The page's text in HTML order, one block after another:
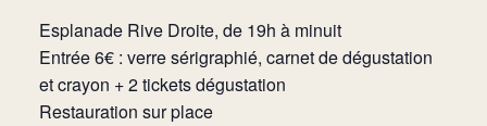
Esplanade Rive Droite, de 19h à minuit
Entrée 6€ : verre sérigraphié, carnet de dégustation
et crayon + 2 tickets dégustation
Restauration sur place